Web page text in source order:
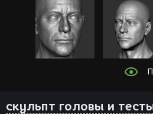
скульпт головы и